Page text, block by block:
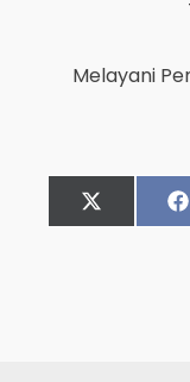
Melayani
Share
on
X
(Twitter)